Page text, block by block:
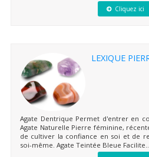
Cliquez ici
LEXIQUE
Agate Dentrique Permet d'entrer en
Agate Naturelle Pierre féminine,
de cultiver la confiance en soi et de
soi-même. Agate Teintée Bleue